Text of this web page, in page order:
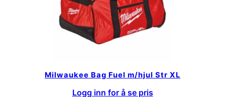
Milwaukee Bag Fuel m/hjul Str XL
Logg inn for å se pris